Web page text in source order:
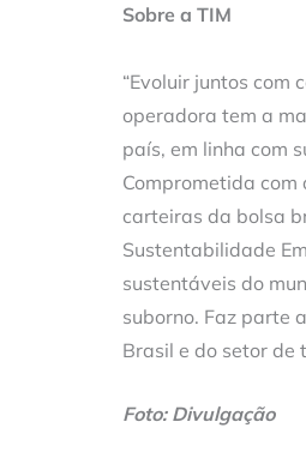
Sobre a TIM
“Evoluir juntos com
operadora tem a
país, em linha com
Comprometida
carteiras da bolsa
Sustentabilidade
sustentáveis do
suborno. Faz parte
Brasil e do setor de
Foto: Divulgação